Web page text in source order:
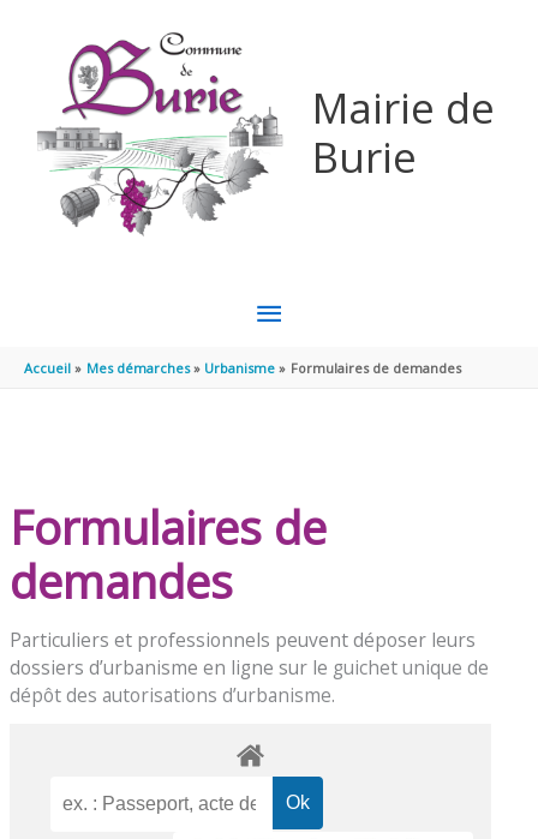
Mairie de
Burie
MENU
PRINCIPAL
Accueil Mes démarches Urbanisme Formulaires de demandes
Formulaires de
demandes
Particuliers et professionnels peuvent déposer leurs
dossiers d’urbanisme en ligne sur le guichet unique de
dépôt des autorisations d’urbanisme.